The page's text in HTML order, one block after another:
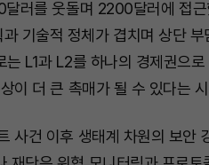
러를 웃돌며 2200달러에 접근
기술적 정체가 겹치며 상단
는 L1과 L2를 하나의 경제권으
상이 더 큰 촉매가 될 수 있다는
사건 이후 생태계 차원의 보안